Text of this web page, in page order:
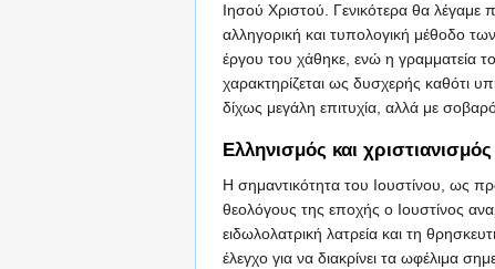
Ιησού Χριστού. Γενικότερα θα
αλληγορική και τυπολογική μέθοδο
έργου του χάθηκε, ενώ η γραμματεία
χαρακτηρίζεται ως δυσχερής καθότι
δίχως μεγάλη επιτυχία, αλλά με
Ελληνισμός και
Η σημαντικότητα του Ιουστίνου, ως
θεολόγους της εποχής ο Ιουστίνος
ειδωλολατρική λατρεία και τη
έλεγχο για να διακρίνει τα ωφέλιμα